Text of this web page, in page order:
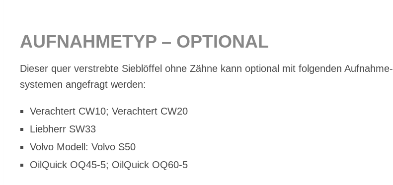
AUF­NAH­ME­TYP – OP­TIO­NAL
Die­ser quer ver­streb­te Sieb­löf­fel ohne Zäh­ne kann op­tio­nal mit fol­gen­den Auf­nah­me­
sys­te­men an­ge­fragt wer­den:
Ver­ach­tert CW10; Ver­ach­tert CW20
Lieb­herr SW33
Vol­vo Mo­dell: Vol­vo S50
Oil­Quick OQ45‑5; Oil­Quick OQ60‑5